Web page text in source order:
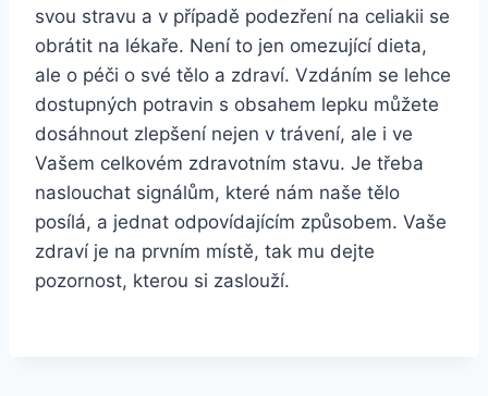
svou stravu a v případě podezření na celiakii se
obrátit na lékaře. Není to jen omezující dieta,
ale o péči o své tělo a zdraví. Vzdáním se lehce
dostupných potravin s obsahem lepku můžete
dosáhnout zlepšení nejen v trávení, ale i ve
Vašem celkovém zdravotním stavu. Je třeba
naslouchat signálům, které nám naše tělo
posílá, a jednat odpovídajícím způsobem. Vaše
zdraví je na prvním místě, tak mu dejte
pozornost, kterou si zaslouží.